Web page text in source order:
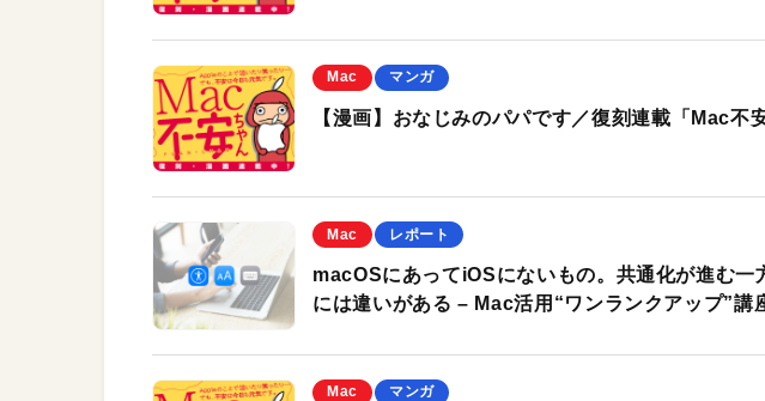
Mac マンガ
【漫画】おなじみのパパです／復刻連載「Mac不
Mac レポート
macOSにあってiOSにないもの。共通化が進む一
には違いがある – Mac活用“ワンランクアップ”講
Mac マンガ